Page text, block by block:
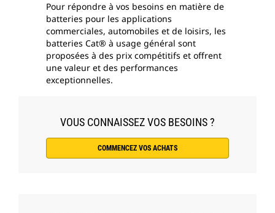
Pour répondre à vos besoins en matière de
batteries pour les applications
commerciales, automobiles et de loisirs, les
batteries Cat® à usage général sont
proposées à des prix compétitifs et offrent
une valeur et des performances
exceptionnelles.
VOUS CONNAISSEZ VOS BESOINS ?
COMMENCEZ VOS ACHATS